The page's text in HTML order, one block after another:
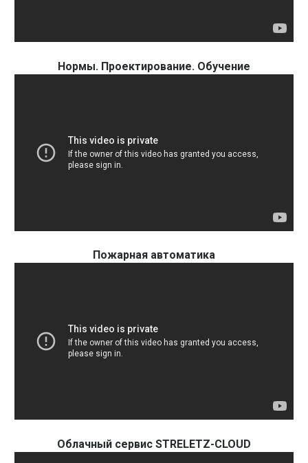
Нормы. Проектирование. Обучение
Пожарная автоматика
Облачный сервис STRELETZ-CLOUD